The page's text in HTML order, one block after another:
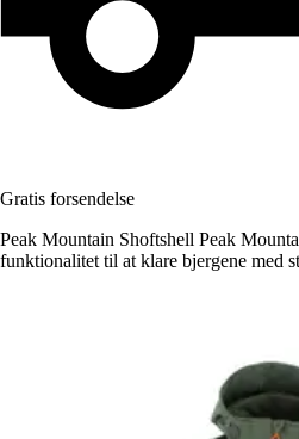
Gratis forsendelse
Peak Mountain Shoftshell Peak
funktionalitet til at klare bjergene med